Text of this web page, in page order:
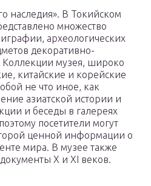
наследия». В Токийском
множество
археологических
декоративно-
Коллекции музея, широко
китайские и корейские
не что иное, как
азиатской истории и
и беседы в галереях
посетители могут
ценной информации о
мира. В музее также
X и XI веков.